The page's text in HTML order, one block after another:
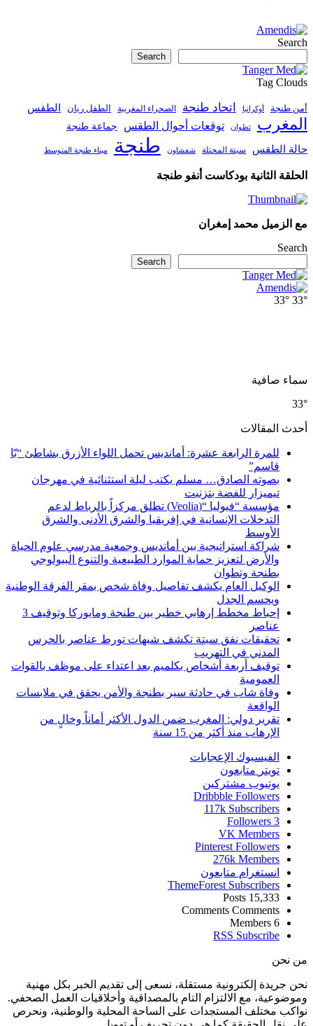
Search
Search
Tag Clouds
أمن طنجة أوكرانيا اتحاد طنجة الصحراء المغربية الطفل ريان الطقس
المغرب تطوان توقعات أحوال الطقس جماعة طنجة
حالة الطقس سبتة المحتلة شفشاون طنجة ميناء طنجة المتوسط
الحلقة الثانية بودكاست أنفو طنجة
مع الزميل محمد إمغران
Search
Search
33°
33°
سماء صافية
33°
أحدث المقالات
للمرة الرابعة عشرة: أمانديس تحمل اللواء الأزرق بشاطئ “بّا
قاسم”
بصوته الصادق… مسلم يكتب ليلة استثنائية في مهرجان
تيميزار للفضة بتزنيت
مؤسسة “فيوليا “(Veolia) تطلق مركزاً بالرباط لدعم
التدخلات الإنسانية في إفريقيا والشرق الأدنى والشرق
الأوسط
شراكة استراتيجية بين أمانديس وجمعية مدرسي علوم الحياة
والأرض لتعزيز حماية الموارد الطبيعية والتنوع البيولوجي
بطنجة وتطوان
الوكيل العام يكشف تفاصيل وفاة شخص بمقر الفرقة الوطنية
ويحسم الجدل
إحباط مخطط إرهابي خطير بين طنجة ومايوركا وتوقيف 3
عناصر
تحقيقات نفق سبتة تكشف شبهات تورط عناصر بالحرس
المدني في التهريب
توقيف أربعة أشخاص بكلميم بعد اعتداء على موظف بالقوات
العمومية
وفاة شاب في حادثة سير بطنجة والأمن يحقق في ملابسات
الواقعة
تقرير دولي: المغرب ضمن الدول الأكثر أماناً وخالٍ من
الإرهاب منذ أكثر من 15 سنة
الفيسبوك الإعجابات
تويتر متابعون
يوتيوب مشتركين
Dribbble Followers
117k Subscribers
3
Followers
VK Members
Pinterest Followers
276k Members
انستغرام متابعون
ThemeForest Subscribers
15,333
Posts
Comments Comments
6
Members
RSS Subscribe
من نحن
نحن جريدة إلكترونية مستقلة، نسعى إلى تقديم الخبر بكل مهنية
وموضوعية، مع الالتزام التام بالمصداقية وأخلاقيات العمل الصحفي.
نواكب مختلف المستجدات على الساحة المحلية والوطنية، ونحرص